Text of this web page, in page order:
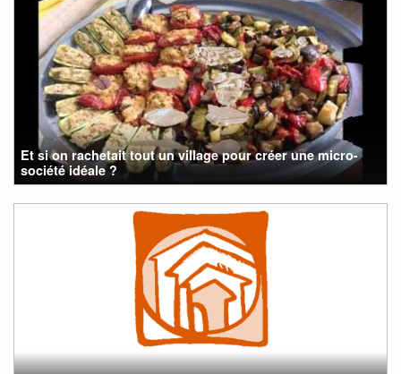
Et si on rachetait tout un village pour créer une micro-
société idéale ?